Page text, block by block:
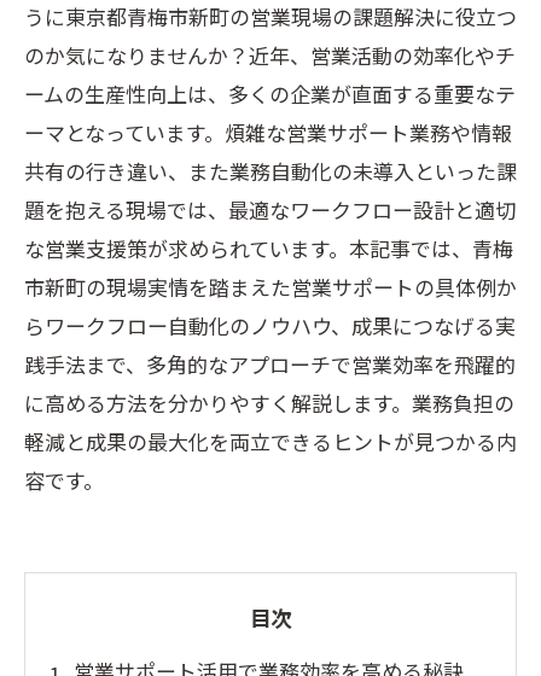
うに東京都青梅市新町の営業現場の課題解決に役立つ
のか気になりませんか？近年、営業活動の効率化やチ
ームの生産性向上は、多くの企業が直面する重要なテ
ーマとなっています。煩雑な営業サポート業務や情報
共有の行き違い、また業務自動化の未導入といった課
題を抱える現場では、最適なワークフロー設計と適切
な営業支援策が求められています。本記事では、青梅
市新町の現場実情を踏まえた営業サポートの具体例か
らワークフロー自動化のノウハウ、成果につなげる実
践手法まで、多角的なアプローチで営業効率を飛躍的
に高める方法を分かりやすく解説します。業務負担の
軽減と成果の最大化を両立できるヒントが見つかる内
容です。
目次